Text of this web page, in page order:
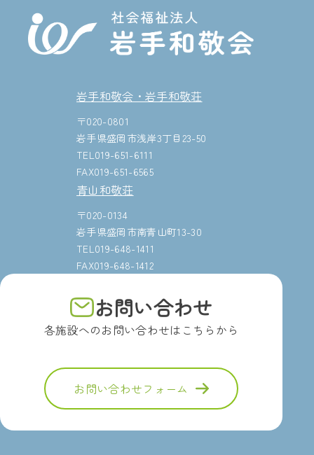
岩手和敬会・岩手和敬荘
〒020-0801
岩手県盛岡市浅岸3丁目23-50
TEL019-651-6111
FAX019-651-6565
青山和敬荘
〒020-0134
岩手県盛岡市南青山町13-30
TEL019-648-1411
FAX019-648-1412
お問い合わせ
各施設へのお問い合わせはこちらから
お問い合わせフォーム